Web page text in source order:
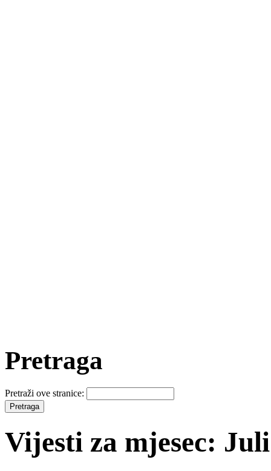
Pretraga
Pretraži ove stranice:
Vijesti za mjesec: